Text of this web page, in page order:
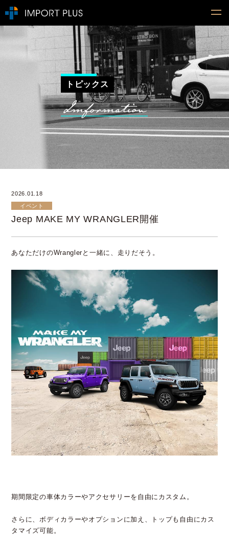
トピックス
2026.01.18
イベント
Jeep MAKE MY WRANGLER開催
あなただけのWranglerと一緒に、走りだそう。
期間限定の車体カラーやアクセサリーを自由にカスタム。
さらに、ボディカラーやオプションに加え、トップも自由にカス
タマイズ可能。